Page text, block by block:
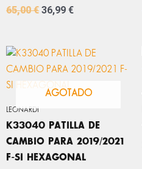
65,00€ 36,99 €
AGOTADO
LEONARDI
K33040 PATILLA DE
CAMBIO PARA 2019/2021
F-SI HEXAGONAL